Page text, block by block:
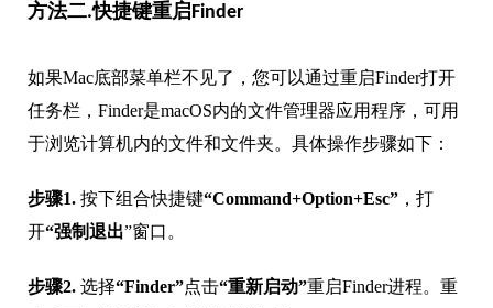
方法二.快捷键重启Finder
如果Mac底部菜单栏不见了，您可以通过重启Finder打开
任务栏，Finder是macOS内的文件管理器应用程序，可用
于浏览计算机内的文件和文件夹。具体操作步骤如下：
步骤1. 按下组合快捷键“Command+Option+Esc” ，打
开“强制退出”窗口。
步骤2. 选择“Finder”点击“重新启动”重启Finder进程。重